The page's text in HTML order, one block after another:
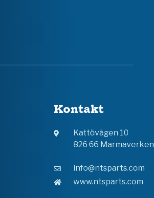
Kontakt
Kattövägen 10
826 66 Marmaverken
info@ntsparts.com
www.ntsparts.com